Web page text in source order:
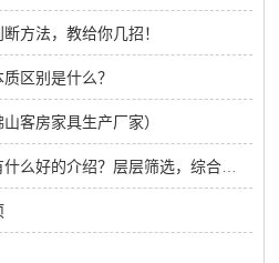
方法，教给你几招！
区别是什么？
客房家具生产厂家）
五星级酒店家具厂家有什么好的介绍？层层筛选，综合考虑！